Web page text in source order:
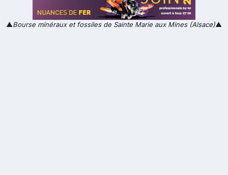
▲Bourse minéraux et fossiles de Sainte Marie aux Mines (Alsace)▲